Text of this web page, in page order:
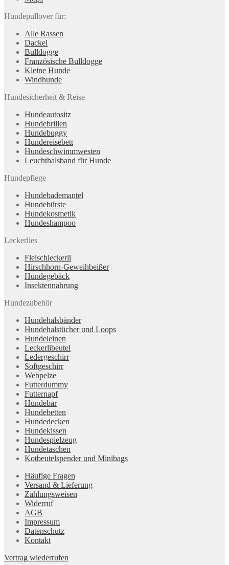
Hundepullover für:
Alle Rassen
Dackel
Bulldogge
Französische Bulldogge
Kleine Hunde
Windhunde
Hundesicherheit & Reise
Hundeautositz
Hundebrillen
Hundebuggy
Hundereisebett
Hundeschwimmwesten
Leuchthalsband für Hunde
Hundepflege
Hundebademantel
Hundebürste
Hundekosmetik
Hundeshampoo
Leckerlies
Fleischleckerli
Hirschhorn-Geweihbeißer
Hundegebäck
Insektennahrung
Hundezubehör
Hundehalsbänder
Hundehalstücher und Loops
Hundeleinen
Leckerlibeutel
Ledergeschirr
Softgeschirr
Webpelze
Futterdummy
Futternapf
Hundebar
Hundebetten
Hundedecken
Hundekissen
Hundespielzeug
Hundetaschen
Kotbeutelspender und Minibags
Häufige Fragen
Versand & Lieferung
Zahlungsweisen
Widerruf
AGB
Impressum
Datenschutz
Kontakt
Vertrag wiederrufen